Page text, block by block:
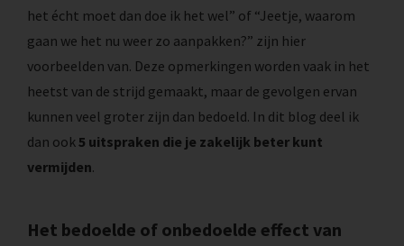
het écht moet dan doe ik het wel” of “Jeetje, waarom
gaan we het nu weer zo aanpakken?” zijn hier
voorbeelden van. Deze opmerkingen worden vaak in het
heetst van de strijd gemaakt, maar de gevolgen ervan
kunnen veel groter zijn dan bedoeld. In dit blog deel ik
dan ook5 uitspraken die je zakelijk beter kunt
vermijden.
Het bedoelde of onbedoelde effect van